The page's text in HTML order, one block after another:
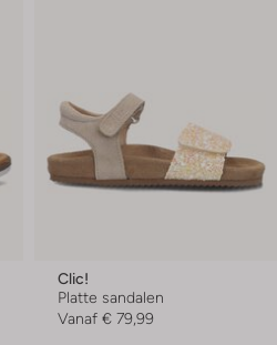
Clic!
Platte sandalen
Vanaf € 79,99